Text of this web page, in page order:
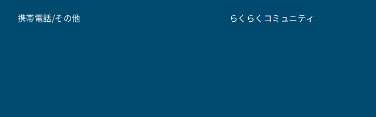
携帯電話/その他 らくらくコミュニティ